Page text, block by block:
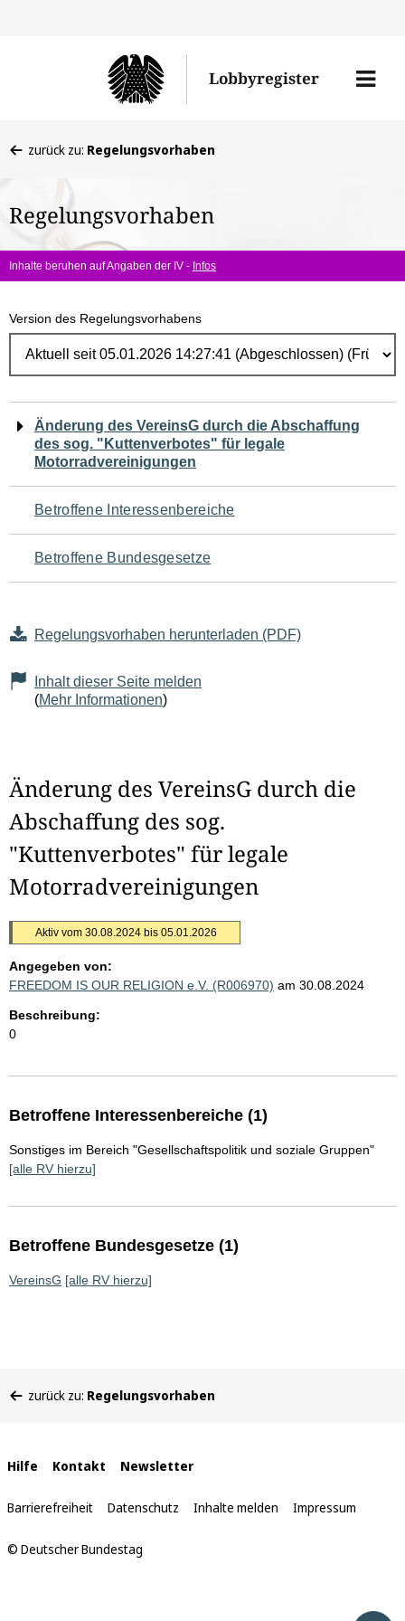
Lobbyregister
Menü
befinden
hier:
zurück zu: Regelungsvorhaben
Regelungsvorhaben
Inhalte beruhen auf Angaben der IV - Infos
Version des Regelungsvorhabens
Navigation
für
den
Seiteninhalt
Änderung des VereinsG durch die Abschaffung
des sog. "Kuttenverbotes" für legale
Motorradvereinigungen
Betroffene Interessenbereiche
Betroffene Bundesgesetze
Regelungsvorhaben herunterladen (PDF)
Inhalt dieser Seite melden
(Mehr Informationen)
Änderung des VereinsG durch die
Abschaffung des sog.
"Kuttenverbotes" für legale
Motorradvereinigungen
Aktiv vom 30.08.2024 bis 05.01.2026
Angegeben von:
FREEDOM IS OUR RELIGION e.V. (R006970) am 30.08.2024
Beschreibung:
0
Betroffene Interessenbereiche (1)
Sonstiges im Bereich "Gesellschaftspolitik und soziale Gruppen"
[alle RV hierzu]
Betroffene Bundesgesetze (1)
VereinsG [alle RV hierzu]
befinden
zurück zu: Regelungsvorhaben
Interne
Links
Hilfe Kontakt Newsletter
Barrierefreiheit Datenschutz Inhalte melden Impressum
© Deutscher Bundestag